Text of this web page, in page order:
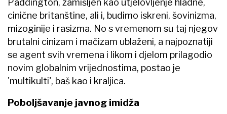
Paddington, zamišljen kao utjelovljenje hladne,
cinične britanštine, ali i, budimo iskreni, šovinizma,
mizoginije i rasizma. No s vremenom su taj njegov
brutalni cinizam i mačizam ublaženi, a najpoznatiji
se agent svih vremena i likom i djelom prilagodio
novim globalnim vrijednostima, postao je
'multikulti', baš kao i kraljica.
Poboljšavanje javnog imidža